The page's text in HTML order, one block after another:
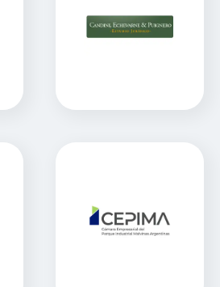
Sitio Web